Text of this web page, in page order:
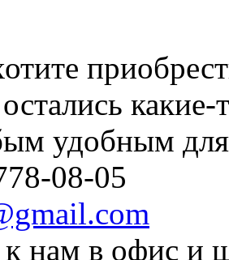
удобным для
08-05
к нам в офис и